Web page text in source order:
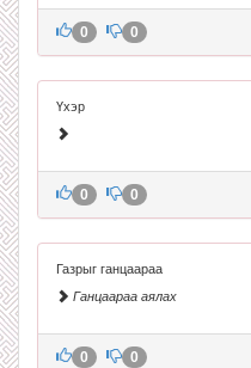
0 0
Үхэр
0 0
Газрыг ганцаараа
Ганцаараа аялах
0 0